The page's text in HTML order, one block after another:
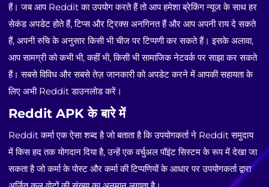
हैं। जब आप Reddit का उपयोग करते हैं तो आप हमेशा ब्रेकिंग न्यूज के साथ हर
सेकंड अपडेट होते हैं, टिप्स और ट्रिक्स अनगिनत हैं और आप अपनी राय दे सकते
हैं, अपनी रुचि के अनुसार किसी भी चीज पर टिप्पणी कर सकते हैं। इसके अलावा,
आप सामग्री को कभी भी, कहीं भी, किसी भी सामाजिक नेटवर्क पर साझा कर सकते
हैं। सबसे विविध और सबसे तेज़ जानकारी को अपडेट करने में आपकी सहायता के
लिए अभी Reddit डाउनलोड करें।
Reddit APK के बारे में
Reddit कर्मा एक ऐसा शब्द है जो बताता है कि उपयोगकर्ता ने Reddit समुदाय
में किस हद तक योगदान दिया है, उन्हें एक वर्चुअल पॉइंट सिस्टम के रूप में देखा जा
सकता है जो कर्मा के पोस्ट और कर्मा की टिप्पणियों के आधार पर उपयोगकर्ता द्वारा